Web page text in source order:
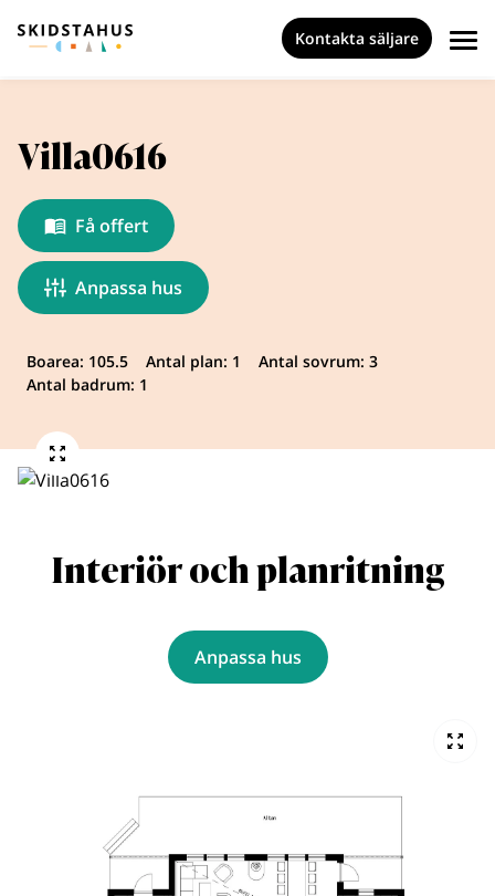
Kontakta säljare
Villa0616
Få offert
Anpassa hus
Boarea: 105.5 Antal plan: 1
Antal sovrum: 3
Antal badrum: 1
Interiör och planritning
Anpassa hus